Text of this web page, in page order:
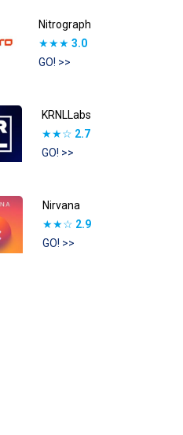
Nitrograph
★★★ 3.0
GO! >>
KRNLLabs
★★☆ 2.7
GO! >>
Nirvana
★★☆ 2.9
GO! >>